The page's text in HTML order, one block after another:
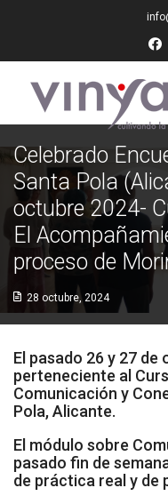
Acceso
Conócenos
Socios Fundadores
Junta Directiva
Docentes
Socios de Número
Socios Colaboradores
Colaboramos con
Celebrado
Santa Pola
octubre 2024-
El
proceso de
28 octubre, 2024
El pasado 26 y 27
perteneciente al
Comunicación y
Pola, Alicante.
El módulo sobre
pasado fin de
de práctica real y de